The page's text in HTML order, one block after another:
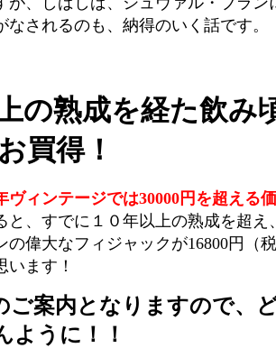
なされるのも、納得のいく話です。
の熟成を経た飲み
買得！
ヴィンテージでは30000円を超える
と、すでに１０年以上の熟成を超え
の偉大なフィジャックが16800円（
います！
ご案内となりますので、
ように！！